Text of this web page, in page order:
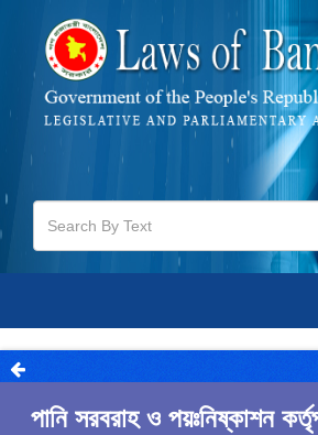
পানি সরবরাহ ও পয়ঃনিষ্কাশন